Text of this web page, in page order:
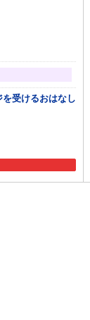
受けるおはなし